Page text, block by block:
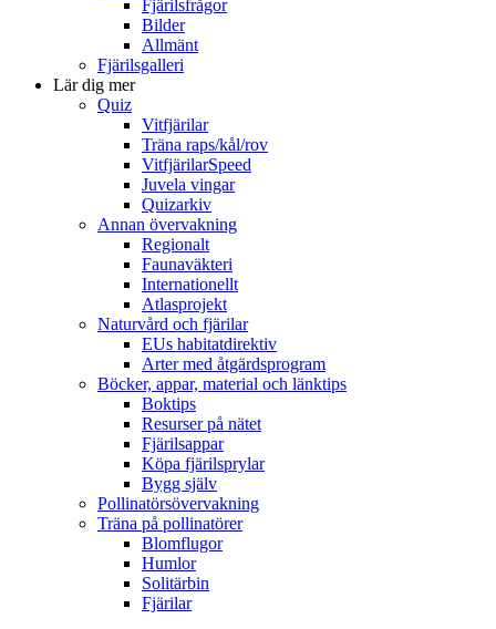
Fjärilsfrågor
Bilder
Allmänt
Fjärilsgalleri
Lär dig mer
Quiz
Vitfjärilar
Träna raps/kål/rov
VitfjärilarSpeed
Juvela vingar
Quizarkiv
Annan övervakning
Regionalt
Faunaväkteri
Internationellt
Atlasprojekt
Naturvård och fjärilar
EUs habitatdirektiv
Arter med åtgärdsprogram
Böcker, appar, material och länktips
Boktips
Resurser på nätet
Fjärilsappar
Köpa fjärilsprylar
Bygg själv
Pollinatörsövervakning
Träna på pollinatörer
Blomflugor
Humlor
Solitärbin
Fjärilar